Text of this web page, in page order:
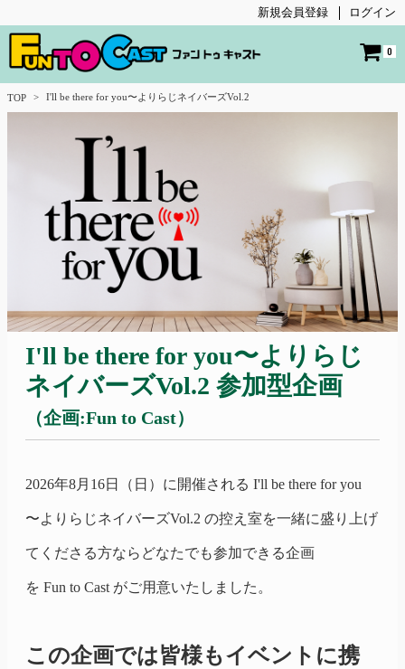
新規会員登録 ログイン
0
TOP I'll be there for you〜よりらじネイバーズVol.2
I'll be there for you〜よりらじ
ネイバーズVol.2 参加型企画
（企画:Fun to Cast）
2026年8月16日（日）に開催される I'll be there for you
〜よりらじネイバーズVol.2 の控え室を一緒に盛り上げ
てくださる方ならどなたでも参加できる企画
を Fun to Cast がご用意いたしました。
この企画では皆様もイベントに携